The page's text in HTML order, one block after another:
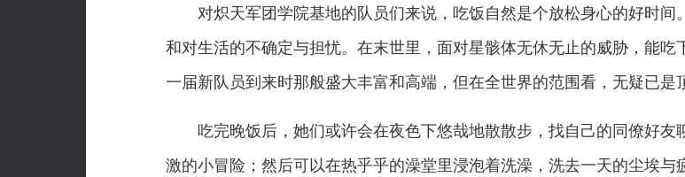
对炽天军团学院基地的队员们来说，吃饭自然是个放松身心的好时间
和对生活的不确定与担忧。在末世里，面对星骸体无休无止的威胁，能
一届新队员到来时那般盛大丰富和高端，但在全世界的范围看，无疑已是
吃完晚饭后，她们或许会在夜色下悠哉地散散步，找自己的同僚好友
激的小冒险；然后可以在热乎乎的澡堂里浸泡着洗澡，洗去一天的尘埃